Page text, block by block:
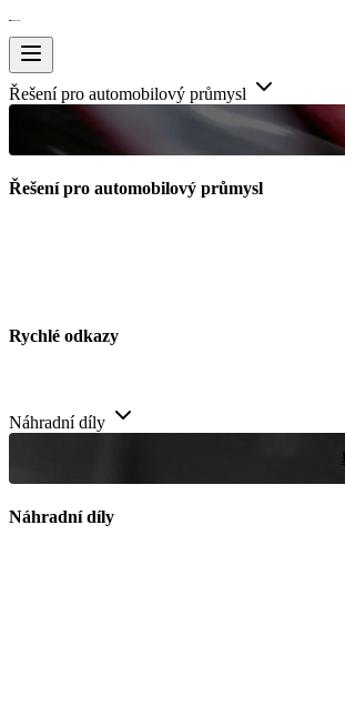
Řešení pro automobilový průmysl
Řešení pro automobilový průmysl
Rychlé odkazy
Náhradní díly
Náhradní díly